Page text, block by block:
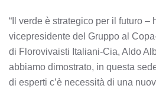
“Il verde è strategico per il futuro –
vicepresidente del Gruppo al
di Florovivaisti Italiani-Cia, Aldo
abbiamo dimostrato, in questa
di esperti c’è necessità di una